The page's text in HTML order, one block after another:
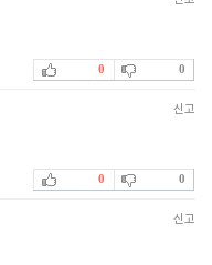
0 0
신고
0 0
신고